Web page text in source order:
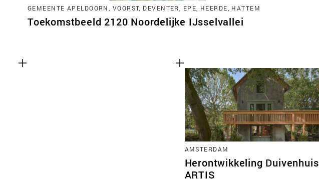
GEMEENTE APELDOORN, VOORST, DEVENTER, EPE, HEERDE, HATTEM
Toekomstbeeld 2120 Noordelijke IJsselvallei
AMSTERDAM
Herontwikkeling Duivenhuis
ARTIS